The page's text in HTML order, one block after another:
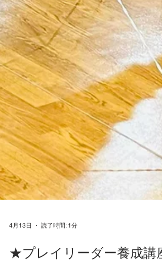
4月13日 読了時間: 1分